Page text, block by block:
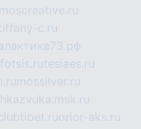
tiffany-c.ru
fotsis.rutesiaes.ru
mossilver.ru
orior-aks.ru